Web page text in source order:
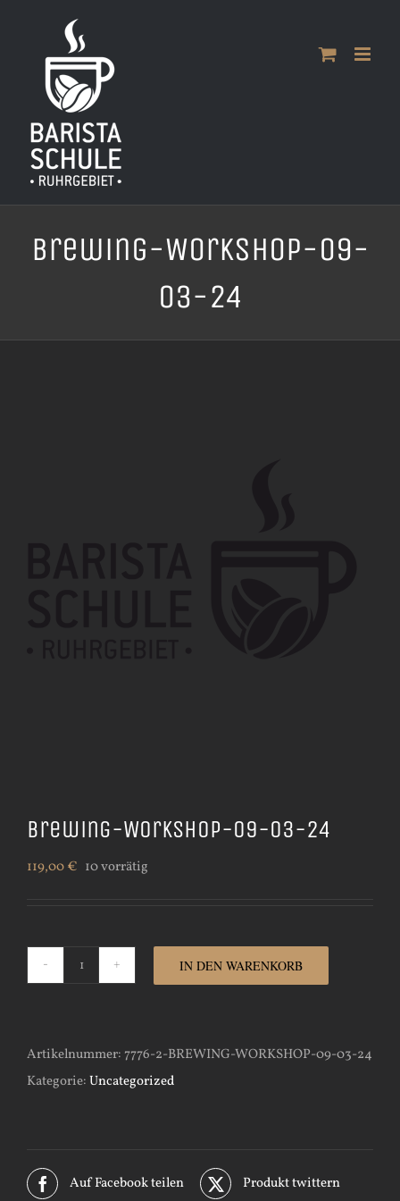
springen
Brewing-Workshop-09-
03-24
Brewing-Workshop-09-03-24
119,00€ 10 vorrätig
03-
24
IN DEN WARENKORB
Artikelnummer: 7776-2-BREWING-WORKSHOP-09-03-24
Kategorie:Uncategorized
Auf Facebook teilen Produkt twittern